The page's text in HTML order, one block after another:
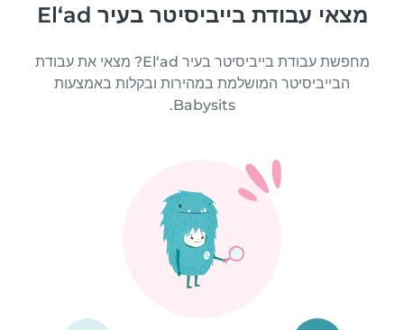
מצאי עבודת בייביסיטר בעיר El‘ad
מחפשת עבודת בייביסיטר בעיר El‘ad? מצאי את עבודת
הבייביסיטר המושלמת במהירות ובקלות באמצעות
Babysits.